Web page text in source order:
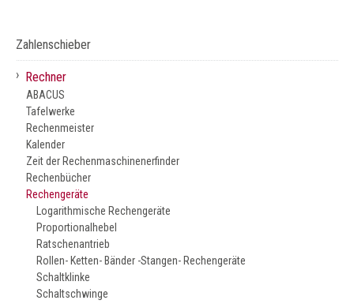
Zahlenschieber
› Rechner
ABACUS
Tafelwerke
Rechenmeister
Kalender
Zeit der Rechenmaschinenerfinder
Rechenbücher
Rechengeräte
Logarithmische Rechengeräte
Proportionalhebel
Ratschenantrieb
Rollen- Ketten- Bänder -Stangen- Rechengeräte
Schaltklinke
Schaltschwinge